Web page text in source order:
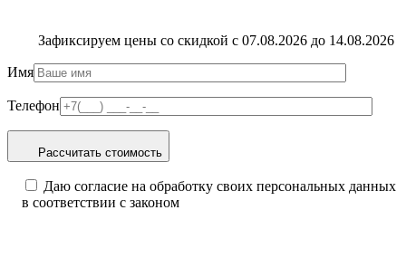
Зафиксируем цены со скидкой с 07.08.2026 до 14.08.2026
Имя
Телефон
Рассчитать стоимость
Даю согласие на обработку своих персональных данных
в соответствии с законом